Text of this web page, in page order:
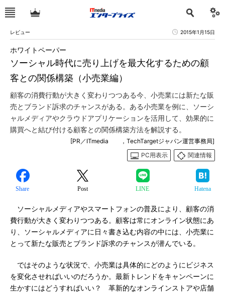
レビュー 2015年1月15日
ソーシャル時代に売り上げを最大化するための顧
客との関係構築（小売業編）
ホワイトペーパー
顧客の消費行動が大きく変わりつつある今、小売業には新たな販
売とブランド訴求のチャンスがある。ある小売業を例に、ソーシ
ャルメディアやクラウドアプリケーションを活用して、効果的に
購買へと結び付ける顧客との関係構築方法を解説する。
[PR／ITmedia ，TechTargetジャパン運営事務局]
PC用表示
関連情報
Share Post LINE Hatena
ソーシャルメディアやスマートフォンの普及により、顧客の消
費行動が大きく変わりつつある。顧客は常にオンライン状態にあ
り、ソーシャルメディアに日々書き込む内容の中には、小売業に
とって新たな販売とブランド訴求のチャンスが潜んでいる。
ではそのような状況で、小売業は具体的にどのようにビジネス
を変化させればいいのだろうか。最新トレンドをキャンペーンに
生かすにはどうすればいい？ 革新的なオンラインストアや店舗